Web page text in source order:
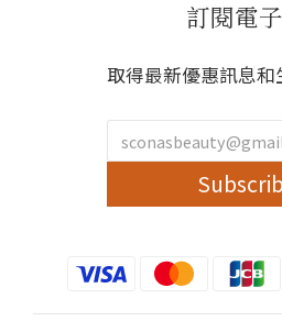
訂閱電
取得最新優惠訊息和